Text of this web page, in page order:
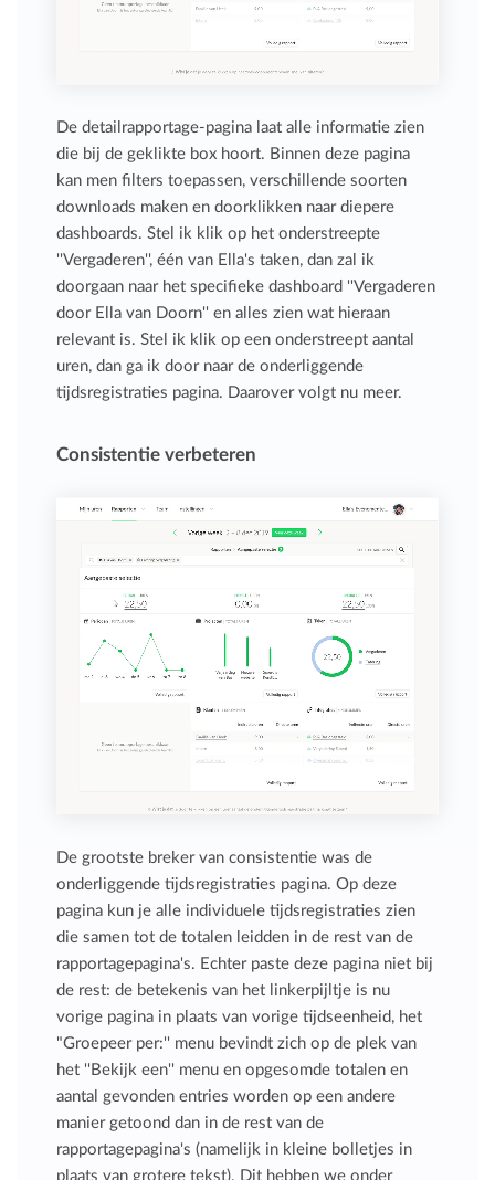
De detailrapportage-pagina laat alle informatie zien
die bij de geklikte box hoort. Binnen deze pagina
kan men filters toepassen, verschillende soorten
downloads maken en doorklikken naar diepere
dashboards. Stel ik klik op het onderstreepte
''Vergaderen'', één van Ella's taken, dan zal ik
doorgaan naar het specifieke dashboard ''Vergaderen
door Ella van Doorn'' en alles zien wat hieraan
relevant is. Stel ik klik op een onderstreept aantal
uren, dan ga ik door naar de onderliggende
tijdsregistraties pagina. Daarover volgt nu meer.
Consistentie verbeteren
De grootste breker van consistentie was de
onderliggende tijdsregistraties pagina. Op deze
pagina kun je alle individuele tijdsregistraties zien
die samen tot de totalen leidden in de rest van de
rapportagepagina's. Echter paste deze pagina niet bij
de rest: de betekenis van het linkerpijltje is nu
vorige pagina in plaats van vorige tijdseenheid, het
"Groepeer per:'' menu bevindt zich op de plek van
het ''Bekijk een'' menu en opgesomde totalen en
aantal gevonden entries worden op een andere
manier getoond dan in de rest van de
rapportagepagina's (namelijk in kleine bolletjes in
plaats van grotere tekst). Dit hebben we onder